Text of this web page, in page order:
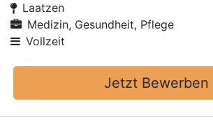
Laatzen
Medizin, Gesundheit, Pflege
Vollzeit
Jetzt Bewerben